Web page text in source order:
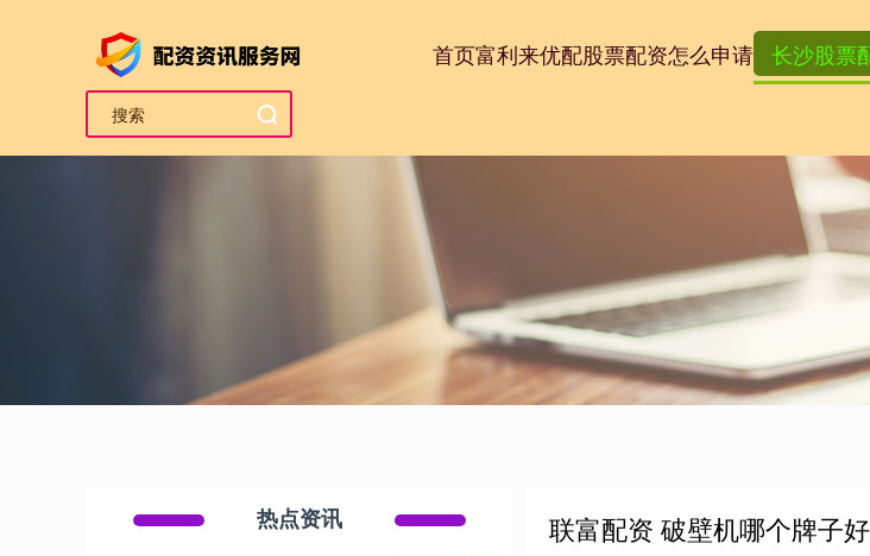
首页富利来优配股票配资怎么申请 长沙股票
联富配资 破壁机哪个牌子
热点资讯